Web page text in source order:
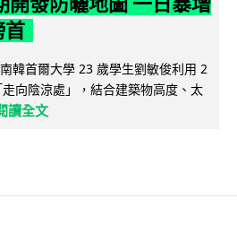
首
韓首爾大學 23 歲學生劉敏俊利用 2
向陰涼處」，結合建築物高度、太
讀全文